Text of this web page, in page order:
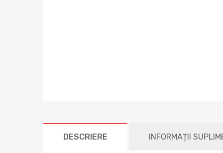
DESCRIERE INFORMAȚII